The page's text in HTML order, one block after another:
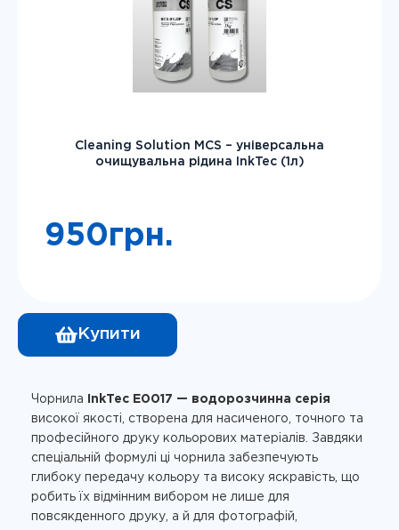
Cleaning Solution MCS – універсальна
очищувальна рідина InkTec (1л)
950грн.
Купити
Чорнила
InkTec E0017 — водорозчинна серія
високої якості, створена для насиченого, точного та
професійного друку кольорових матеріалів. Завдяки
спеціальній формулі ці чорнила забезпечують
глибоку передачу кольору та високу яскравість, що
робить їх відмінним вибором не лише для
повсякденного друку, а й для фотографій,